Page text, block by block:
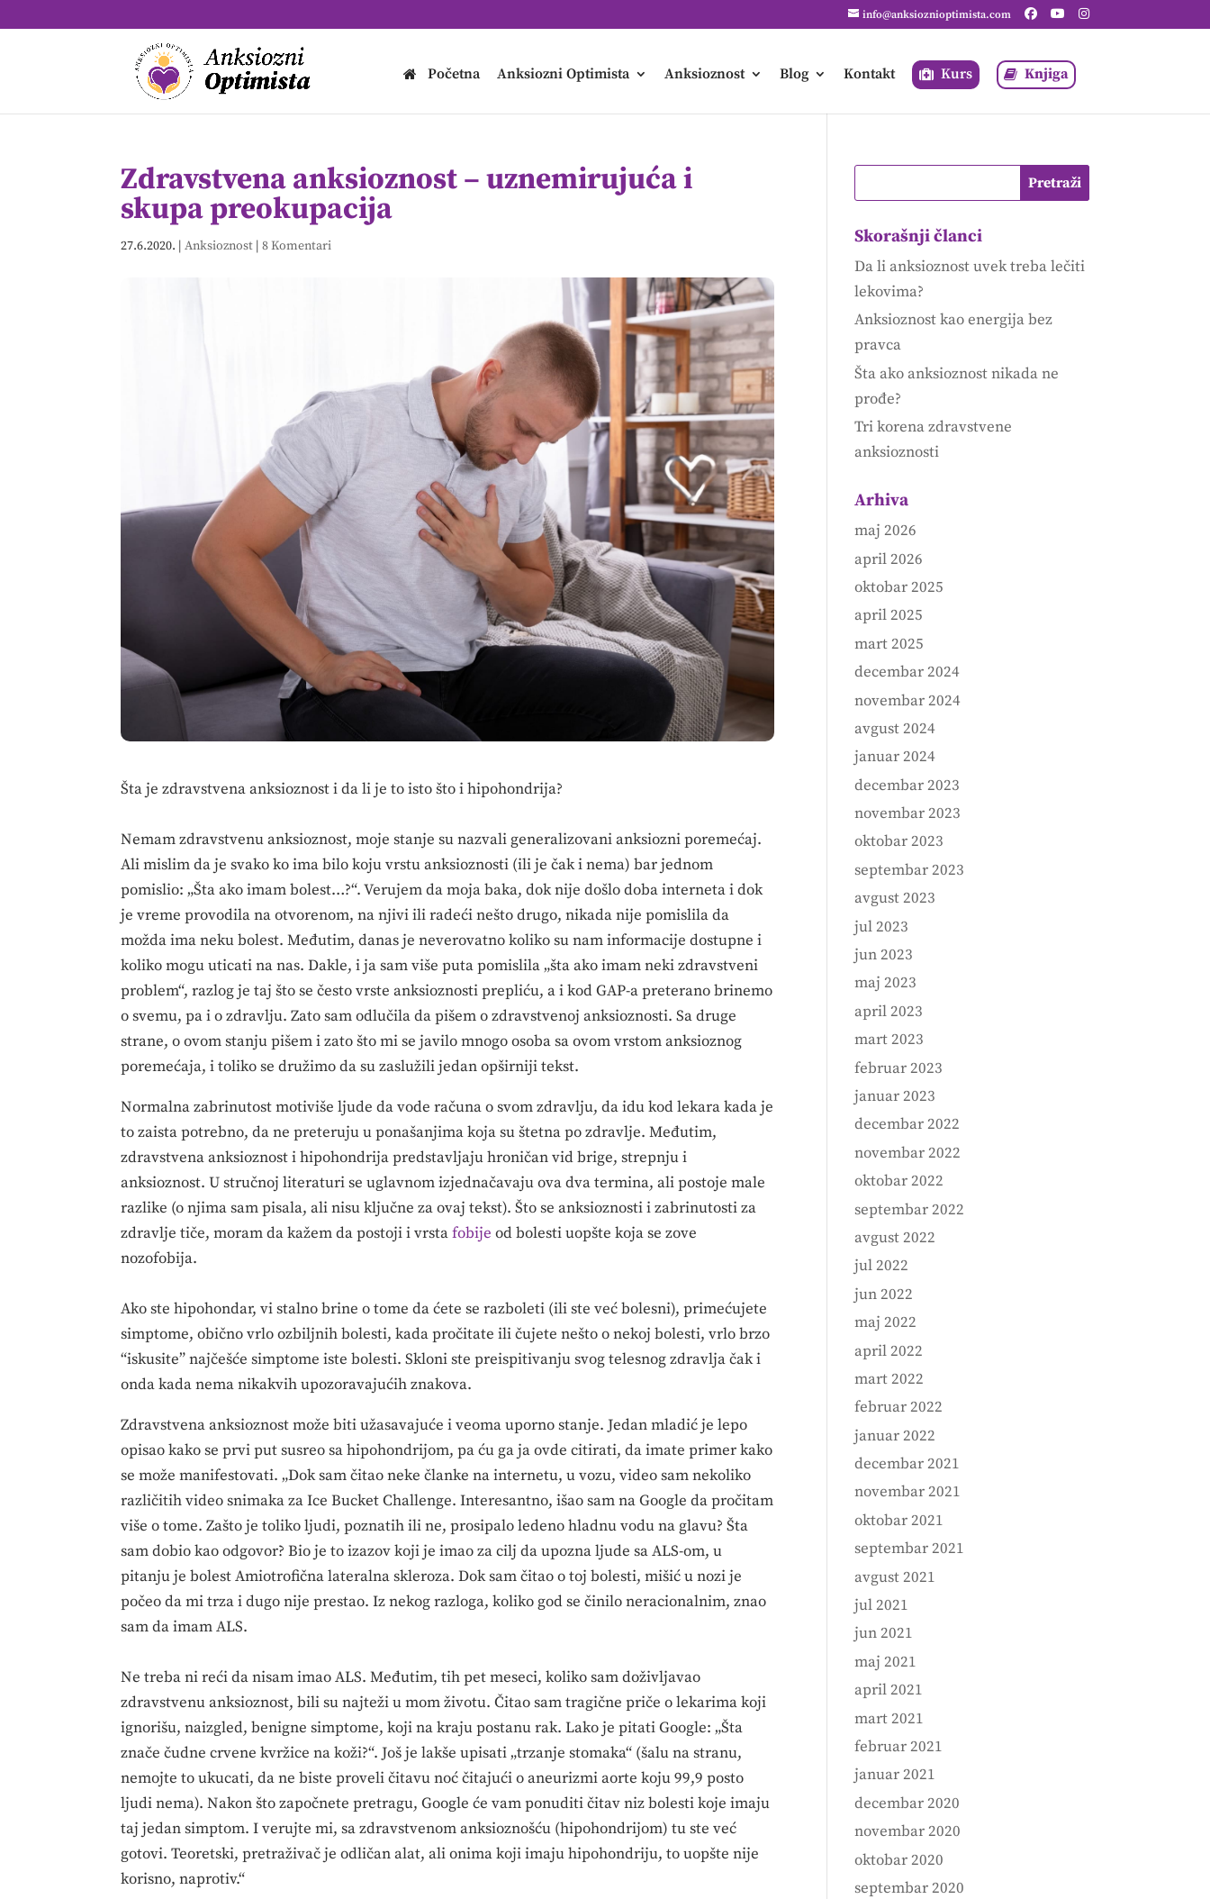
info@anksioznioptimista.com
Početna Anksiozni Optimista Anksioznost Blog Kontakt Kurs Knjiga
Zdravstvena anksioznost – uznemirujuća i
skupa preokupacija
27.6.2020. |Anksioznost |8 Komentari
Šta je zdravstvena anksioznost i da li je to isto što i hipohondrija?
Nemam zdravstvenu anksioznost, moje stanje su nazvali generalizovani anksiozni poremećaj.
Ali mislim da je svako ko ima bilo koju vrstu anksioznosti (ili je čak i nema) bar jednom
pomislio: „Šta ako imam bolest…?“. Verujem da moja baka, dok nije došlo doba interneta i dok
je vreme provodila na otvorenom, na njivi ili radeći nešto drugo, nikada nije pomislila da
možda ima neku bolest. Međutim, danas je neverovatno koliko su nam informacije dostupne i
koliko mogu uticati na nas. Dakle, i ja sam više puta pomislila „šta ako imam neki zdravstveni
problem“, razlog je taj što se često vrste anksioznosti prepliću, a i kod GAP-a preterano brinemo
o svemu, pa i o zdravlju. Zato sam odlučila da pišem o zdravstvenoj anksioznosti. Sa druge
strane, o ovom stanju pišem i zato što mi se javilo mnogo osoba sa ovom vrstom anksioznog
poremećaja, i toliko se družimo da su zaslužili jedan opširniji tekst.
Normalna zabrinutost motiviše ljude da vode računa o svom zdravlju, da idu kod lekara kada je
to zaista potrebno, da ne preteruju u ponašanjima koja su štetna po zdravlje. Međutim,
zdravstvena anksioznost i hipohondrija predstavljaju hroničan vid brige, strepnju i
anksioznost. U stručnoj literaturi se uglavnom izjednačavaju ova dva termina, ali postoje male
razlike (o njima sam pisala, ali nisu ključne za ovaj tekst). Što se anksioznosti i zabrinutosti za
zdravlje tiče, moram da kažem da postoji i vrstafobije od bolesti uopšte koja se zove
nozofobija.
Ako ste hipohondar, vi stalno brine o tome da ćete se razboleti (ili ste već bolesni), primećujete
simptome, obično vrlo ozbiljnih bolesti, kada pročitate ili čujete nešto o nekoj bolesti, vrlo brzo
“iskusite” najčešće simptome iste bolesti. Skloni ste preispitivanju svog telesnog zdravlja čak i
onda kada nema nikakvih upozoravajućih znakova.
Zdravstvena anksioznost može biti užasavajuće i veoma uporno stanje. Jedan mladić je lepo
opisao kako se prvi put susreo sa hipohondrijom, pa ću ga ja ovde citirati, da imate primer kako
se može manifestovati. „Dok sam čitao neke članke na internetu, u vozu, video sam nekoliko
različitih video snimaka za Ice Bucket Challenge. Interesantno, išao sam na Google da pročitam
više o tome. Zašto je toliko ljudi, poznatih ili ne, prosipalo ledeno hladnu vodu na glavu? Šta
sam dobio kao odgovor? Bio je to izazov koji je imao za cilj da upozna ljude sa ALS-om, u
pitanju je bolest Amiotrofična lateralna skleroza. Dok sam čitao o toj bolesti, mišić u nozi je
počeo da mi trza i dugo nije prestao. Iz nekog razloga, koliko god se činilo neracionalnim, znao
sam da imam ALS.
Ne treba ni reći da nisam imao ALS. Međutim, tih pet meseci, koliko sam doživljavao
zdravstvenu anksioznost, bili su najteži u mom životu. Čitao sam tragične priče o lekarima koji
ignorišu, naizgled, benigne simptome, koji na kraju postanu rak. Lako je pitati Google: „Šta
znače čudne crvene kvržice na koži?“. Još je lakše upisati „trzanje stomaka“ (šalu na stranu,
nemojte to ukucati, da ne biste proveli čitavu noć čitajući o aneurizmi aorte koju 99,9 posto
ljudi nema). Nakon što započnete pretragu, Google će vam ponuditi čitav niz bolesti koje imaju
taj jedan simptom. I verujte mi, sa zdravstvenom anksioznošću (hipohondrijom) tu ste već
gotovi. Teoretski, pretraživač je odličan alat, ali onima koji imaju hipohondriju, to uopšte nije
korisno, naprotiv.“
Skorašnji članci
Da li anksioznost uvek treba lečiti
lekovima?
Anksioznost kao energija bez
pravca
Šta ako anksioznost nikada ne
prođe?
Tri korena zdravstvene
anksioznosti
Arhiva
maj 2026
april 2026
oktobar 2025
april 2025
mart 2025
decembar 2024
novembar 2024
avgust 2024
januar 2024
decembar 2023
novembar 2023
oktobar 2023
septembar 2023
avgust 2023
jul 2023
jun 2023
maj 2023
april 2023
mart 2023
februar 2023
januar 2023
decembar 2022
novembar 2022
oktobar 2022
septembar 2022
avgust 2022
jul 2022
jun 2022
maj 2022
april 2022
mart 2022
februar 2022
januar 2022
decembar 2021
novembar 2021
oktobar 2021
septembar 2021
avgust 2021
jul 2021
jun 2021
maj 2021
april 2021
mart 2021
februar 2021
januar 2021
decembar 2020
novembar 2020
oktobar 2020
septembar 2020